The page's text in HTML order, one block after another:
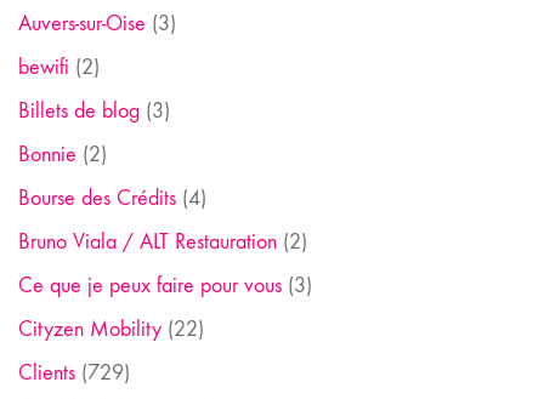
Auvers-sur-Oise (3)
bewifi (2)
Billets de blog (3)
Bonnie (2)
Bourse des Crédits (4)
Bruno Viala / ALT Restauration (2)
Ce que je peux faire pour vous (3)
Cityzen Mobility (22)
Clients (729)